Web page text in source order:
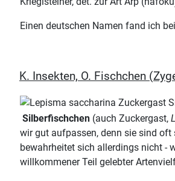
Einen deutschen Namen fand ich
K. Insekten, O. Fischchen
Silberfischchen (auch Zuckergast,
wir gut aufpassen, denn sie sind oft
bewahrheitet sich allerdings nicht -
willkommener Teil gelebter